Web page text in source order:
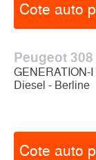
Cote auto
Peugeot 308
GENERATION-
Diesel - Berline
Cote auto